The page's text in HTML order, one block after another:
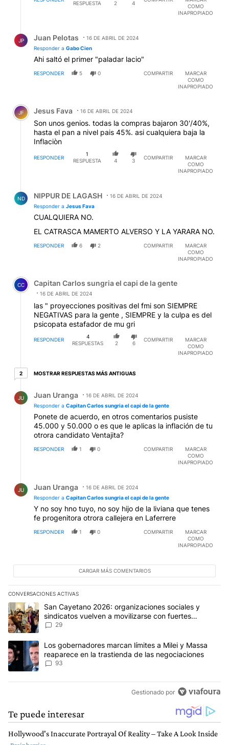
RESPUESTA 2 4
COMO
INAPROPIADO
JP Juan Pelotas
16 DE ABRIL DE 2024
Responder a Gabo Cien
Ahi saltó el primer "paladar lacio"
RESPONDER 5 0 COMPARTIR
MARCAR
COMO
INAPROPIADO
Comentario de Jesus Fava.
JF Jesus Fava 16 DE ABRIL DE 2024
Son unos genios. todas la compras bajaron 30'/40%,
hasta el pan a nivel pais 45%. asi cualquiera baja la
Inflaciòn
RESPONDER
1
RESPUESTA
4 3
COMPARTIR
MARCAR
COMO
INAPROPIADO
ND NIPPUR DE LAGASH
16 DE ABRIL DE 2024
Responder a Jesus Fava
CUALQUIERA NO.
EL CATRASCA MAMERTO ALVERSO Y LA YARARA NO.
RESPONDER 6 2 COMPARTIR
MARCAR
COMO
INAPROPIADO
Comentario de Capitan Carlos sungria el capi de la
CC Capitan Carlos sungria el capi de la gente
16 DE ABRIL DE 2024
las " proyecciones positivas del fmi son SIEMPRE
NEGATIVAS para la gente , SIEMPRE y la culpa es del
psicopata estafador de mu gri
RESPONDER
4
RESPUESTAS
2 6
COMPARTIR
MARCAR
COMO
INAPROPIADO
22 respuestas más antiguas
MOSTRAR RESPUESTAS MÁS ANTIGUAS
JU Juan Uranga
16 DE ABRIL DE 2024
Responder a Capitan Carlos sungria el capi de la gente
Ponete de acuerdo, en otros comentarios pusiste
45.000 y 50.000 o es que le aplicas la inflación de tu
otrora candidato Ventajita?
RESPONDER 1 0 COMPARTIR
MARCAR
COMO
INAPROPIADO
JU Juan Uranga
16 DE ABRIL DE 2024
Responder a Capitan Carlos sungria el capi de la gente
Y no soy hno tuyo, no soy hijo de la liviana que tenes
fe progenitora otrora callejera en Laferrere
RESPONDER 1 0 COMPARTIR
MARCAR
COMO
INAPROPIADO
CARGAR MÁS COMENTARIOS
CONVERSACIONES ACTIVAS
Este listado muestra los artículos con más comentarios en los
Un artículo de tendencia con el título "San Cayetano 2026:
San Cayetano 2026: organizaciones sociales y
sindicatos vuelven a movilizarse con fuertes
reclamos al Gobierno
29
Un artículo de tendencia con el título "Los gobernadores
Los gobernadores marcan límites a Milei y Massa
reaparece en la trastienda de las negociaciones
93
Gestionado por